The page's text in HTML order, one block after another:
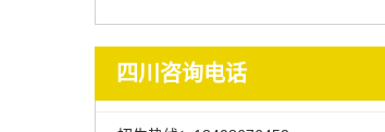
四川咨询电话